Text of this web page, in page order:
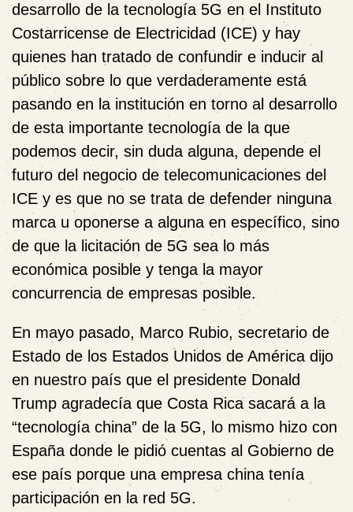
desarrollo de la tecnología 5G en el Instituto
Costarricense de Electricidad (ICE) y hay
quienes han tratado de confundir e inducir al
público sobre lo que verdaderamente está
pasando en la institución en torno al desarrollo
de esta importante tecnología de la que
podemos decir, sin duda alguna, depende el
futuro del negocio de telecomunicaciones del
ICE y es que no se trata de defender ninguna
marca u oponerse a alguna en específico, sino
de que la licitación de 5G sea lo más
económica posible y tenga la mayor
concurrencia de empresas posible.
En mayo pasado, Marco Rubio, secretario de
Estado de los Estados Unidos de América dijo
en nuestro país que el presidente Donald
Trump agradecía que Costa Rica sacará a la
“tecnología china” de la 5G, lo mismo hizo con
España donde le pidió cuentas al Gobierno de
ese país porque una empresa china tenía
participación en la red 5G.